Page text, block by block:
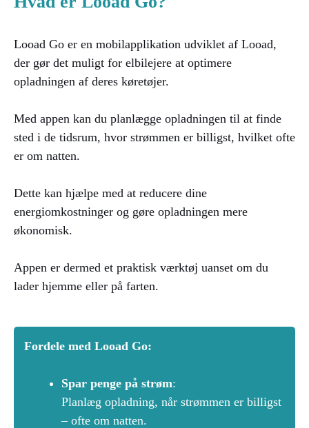
Looad Go er en mobilapplikation udviklet af Looad,
der gør det muligt for elbilejere at optimere
opladningen af deres køretøjer.
Med appen kan du planlægge opladningen til at finde
sted i de tidsrum, hvor strømmen er billigst, hvilket ofte
er om natten.
Dette kan hjælpe med at reducere dine
energiomkostninger og gøre opladningen mere
økonomisk.
Appen er dermed et praktisk værktøj uanset om du
lader hjemme eller på farten.
Fordele med Looad Go:
Spar penge på strøm:
Planlæg opladning, når strømmen er billigst
– ofte om natten.